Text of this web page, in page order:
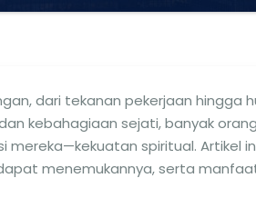
dari tekanan pekerjaan hingga
kebahagiaan sejati, banyak
mereka—kekuatan spiritual. Artikel
menemukannya, serta